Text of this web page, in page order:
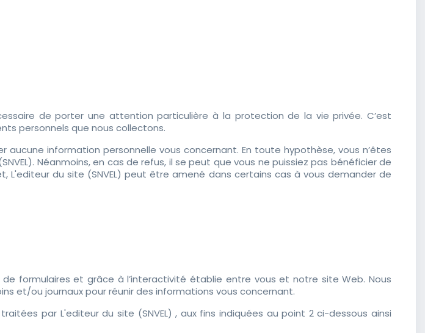
de porter une attention particulière à la protection de la vie privée. C’est
personnels que nous collectons.
aucune information personnelle vous concernant. En toute hypothèse, vous n’êtes
Néanmoins, en cas de refus, il se peut que vous ne puissiez pas bénéficier de
du site (SNVEL) peut être amené dans certains cas à vous demander de
formulaires et grâce à l’interactivité établie entre vous et notre site Web. Nous
et/ou journaux pour réunir des informations vous concernant.
par L'editeur du site (SNVEL) , aux fins indiquées au point 2 ci-dessous ainsi